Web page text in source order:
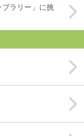
ラリー」に挑